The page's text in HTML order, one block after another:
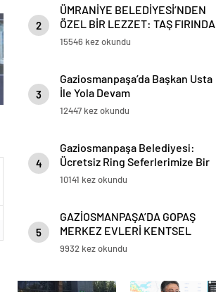
2
ÜMRANİYE BELEDİYESİ’NDEN
ÖZEL BİR LEZZET: TAŞ FIRINDA
SİMİT
15546 kez okundu
3
Gaziosmanpaşa’da Başkan Usta
İle Yola Devam
12447 kez okundu
4
Gaziosmanpaşa Belediyesi:
Ücretsiz Ring Seferlerimize Bir
Yenisi Daha Eklendi
10141 kez okundu
5
GAZİOSMANPAŞA’DA GOPAŞ
MERKEZ EVLERİ KENTSEL
DÖNÜŞÜM PROJESİ’NDE KURA
9932 kez okundu